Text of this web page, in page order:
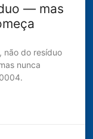
— mas
não do resíduo
nunca